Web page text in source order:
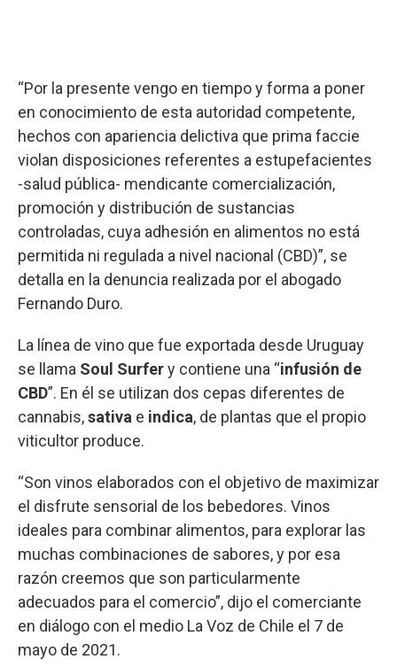
“Por la presente vengo en tiempo y forma a poner
en conocimiento de esta autoridad competente,
hechos con apariencia delictiva que prima faccie
violan disposiciones referentes a estupefacientes
-salud pública- mendicante comercialización,
promoción y distribución de sustancias
controladas, cuya adhesión en alimentos no está
permitida ni regulada a nivel nacional (CBD)”, se
detalla en la denuncia realizada por el abogado
Fernando Duro.
La línea de vino que fue exportada desde Uruguay
se llama Soul Surfery contiene una “infusión de
CBD”. En él se utilizan dos cepas diferentes de
cannabis,sativa e indica, de plantas que el propio
viticultor produce.
“Son vinos elaborados con el objetivo de maximizar
el disfrute sensorial de los bebedores. Vinos
ideales para combinar alimentos, para explorar las
muchas combinaciones de sabores, y por esa
razón creemos que son particularmente
adecuados para el comercio”, dijo el comerciante
en diálogo con el medio La Voz de Chile el 7 de
mayo de 2021.